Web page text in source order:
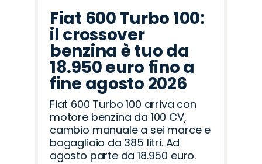
Fiat 600 Turbo 100:
il crossover
benzina è tuo da
18.950 euro fino a
fine agosto 2026
Fiat 600 Turbo 100 arriva con
motore benzina da 100 CV,
cambio manuale a sei marce e
bagagliaio da 385 litri. Ad
agosto parte da 18.950 euro.